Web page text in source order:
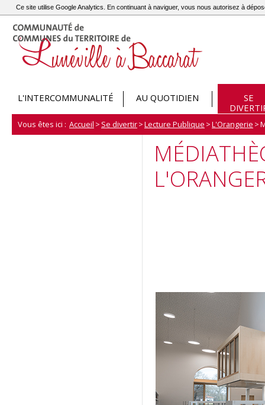
Ce site utilise Google Analytics. En continuant à naviguer, vous nous autorisez à
Vous êtes ici : Accueil > Se divertir>Lecture Publique >L'Orangerie >
L'INTERCOMMUNALITÉ AU QUOTIDIEN
SE